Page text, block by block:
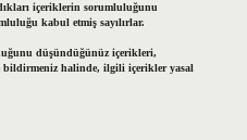
içeriklerin sorumluluğunu
kabul etmiş sayılırlar.
düşündüğünüz içerikleri,
bildirmeniz halinde, ilgili içerikler yasal